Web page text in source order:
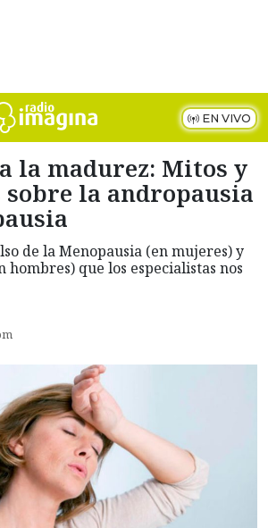
EN VIVO
la madurez: Mitos y
la andropausia
de la Menopausia (en mujeres) y
hombres) que los especialistas nos